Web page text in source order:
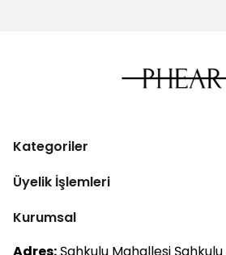
Kategoriler
Üyelik İşlemleri
Kurumsal